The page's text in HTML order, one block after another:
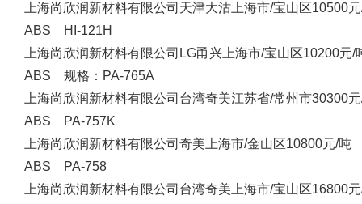
上海尚欣润新材料有限公司 天津大沽 上海市/宝山区10500
ABS HI-121H
上海尚欣润新材料有限公司 LG甬兴 上海市/宝山区10200元/
ABS 规格：PA-765A
上海尚欣润新材料有限公司 台湾奇美江苏省/常州市30300
ABS PA-757K
上海尚欣润新材料有限公司 奇美 上海市/金山区10800元/吨
ABS PA-758
上海尚欣润新材料有限公司 台湾奇美 上海市/宝山区16800